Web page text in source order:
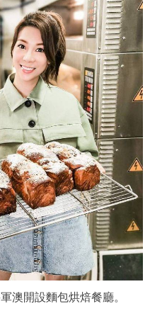
澳開設麵包烘焙餐廳。